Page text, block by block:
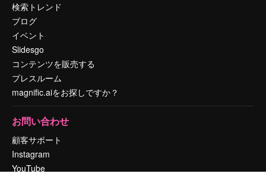
検索トレンド
ブログ
イベント
Slidesgo
コンテンツを販売する
プレスルーム
magnific.aiをお探しですか？
お問い合わせ
顧客サポート
Instagram
YouTube